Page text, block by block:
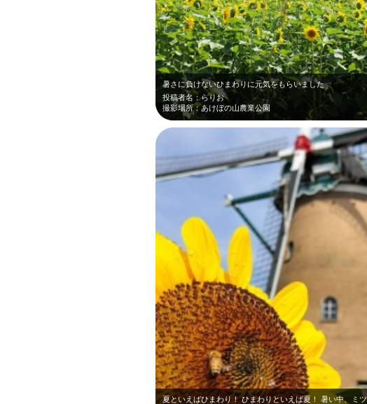
暑さに負けないひまわりに元気をもらいました
投稿者名：らりお
撮影場所：あけぼの山農業公園
夏といえばひまわり！ ひまわりといえば夏！ 暑い中、ミ